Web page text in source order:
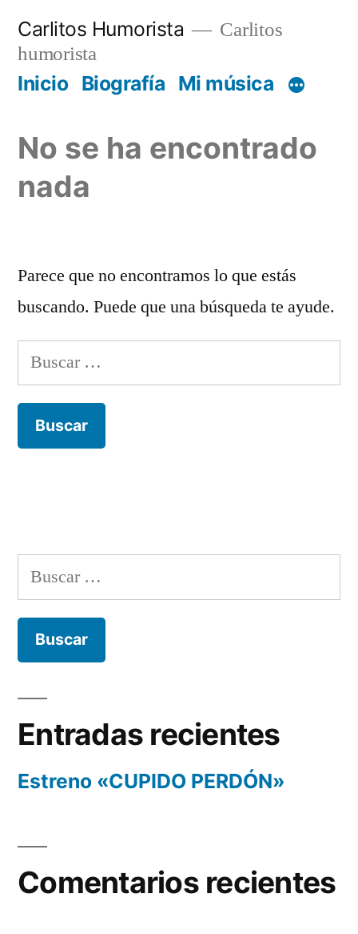
contenido
Carlitos Humorista
Carlitos
humorista
Inicio Biografía Mi música
No se ha encontrado
nada
Parece que no encontramos lo que estás
buscando. Puede que una búsqueda te ayude.
Buscar:
Buscar:
Entradas recientes
Estreno «CUPIDO PERDÓN»
Comentarios recientes